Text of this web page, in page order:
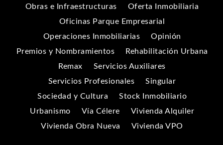
Obras e Infraestructuras
Oferta Inmobiliaria
Oficinas Parque Empresarial
Operaciones Inmobiliarias
Opinión
Premios y Nombramientos
Rehabilitación Urbana
Remax
Servicios Auxiliares
Servicios Profesionales
Singular
Sociedad y Cultura
Stock Inmobiliario
Urbanismo
Vía Célere
Vivienda Alquiler
Vivienda Obra Nueva
Vivienda VPO